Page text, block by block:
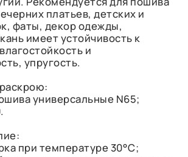
платьев, детских и
фаты, декор одежды,
имеет устойчивость к
и
упругость.
универсальные N65;
при температуре 30°С;